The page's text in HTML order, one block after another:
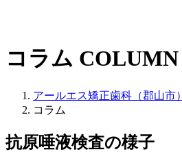
コラム COLUMN
アールエス矯正歯科（郡山市）
コラム
抗原唾液検査の様子